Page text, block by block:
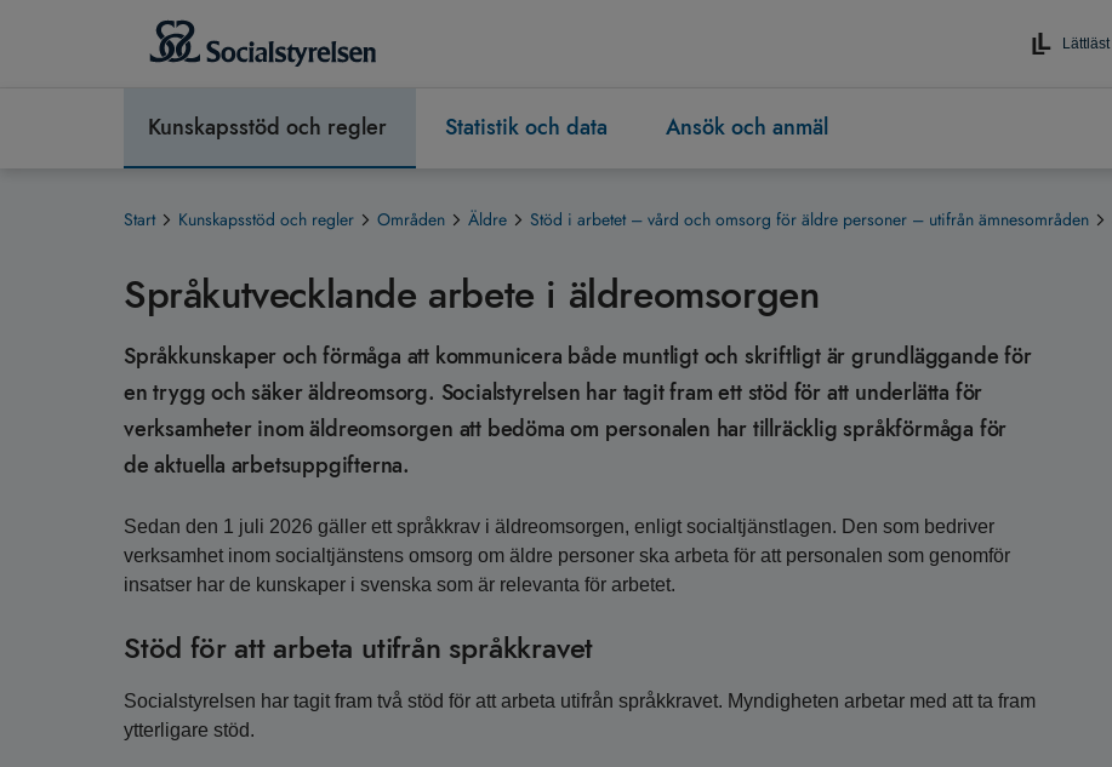
Lättläst
Kunskapsstöd och regler Statistik och data Ansök och anmäl
Start Kunskapsstöd och regler Områden Äldre Stöd i arbetet – vård och omsorg för äldre personer – utifrån ämnesområden
Språkutvecklande arbete i äldreomsorgen
Språkkunskaper och förmåga att kommunicera både muntligt och skriftligt är grundläggande för
en trygg och säker äldreomsorg. Socialstyrelsen har tagit fram ett stöd för att underlätta för
verksamheter inom äldreomsorgen att bedöma om personalen har tillräcklig språkförmåga för
de aktuella arbetsuppgifterna.
Sedan den 1 juli 2026 gäller ett språkkrav i äldreomsorgen, enligt socialtjänstlagen. Den som bedriver
verksamhet inom socialtjänstens omsorg om äldre personer ska arbeta för att personalen som genomför
insatser har de kunskaper i svenska som är relevanta för arbetet.
Stöd för att arbeta utifrån språkkravet
Socialstyrelsen har tagit fram två stöd för att arbeta utifrån språkkravet. Myndigheten arbetar med att ta fram
ytterligare stöd.